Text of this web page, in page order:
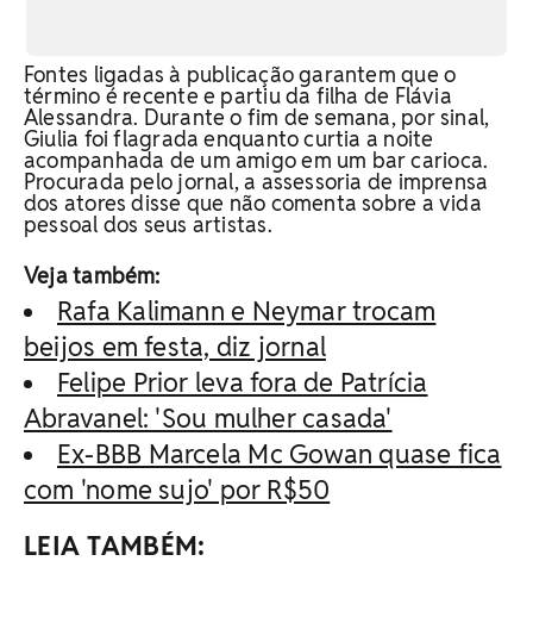
Fontes ligadas à publicação garantem que o
término é recente e partiu da filha de Flávia
Alessandra. Durante o fim de semana, por sinal,
Giulia foi flagrada enquanto curtia a noite
acompanhada de um amigo em um bar carioca.
Procurada pelo jornal, a assessoria de imprensa
dos atores disse que não comenta sobre a vida
pessoal dos seus artistas.
Veja também:
Rafa Kalimann e Neymar trocam
beijos em festa, diz jornal
Felipe Prior leva fora de Patrícia
Abravanel: 'Sou mulher casada'
Ex-BBB Marcela Mc Gowan quase fica
com 'nome sujo' por R$50
LEIA TAMBÉM: